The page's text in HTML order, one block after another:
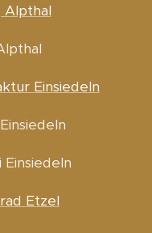
Alpthal
Einsiedeln
Etzel